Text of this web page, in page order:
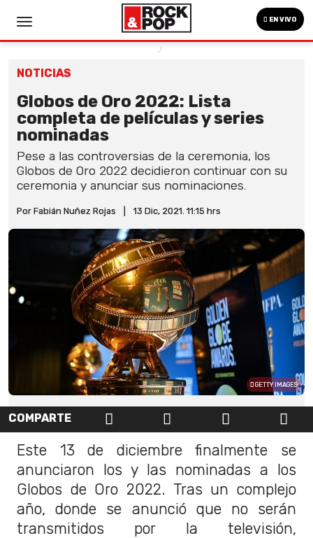
EN VIVO
NOTICIAS
Globos de Oro 2022: Lista
completa de películas y series
nominadas
Pese a las controversias de la ceremonia, los
Globos de Oro 2022 decidieron continuar con su
ceremonia y anunciar sus nominaciones.
Por Fabián Nuñez Rojas 13 Dic, 2021. 11:15 hrs
GETTY IMAGES
COMPARTE
Este 13 de diciembre finalmente se
anunciaron los y las nominadas a los
Globos de Oro 2022. Tras un complejo
año, donde se anunció que no serán
transmitidos por la televisión,